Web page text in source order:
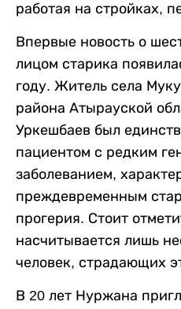
работая на стройках,
Впервые новость о
лицом старика
году. Житель села
района Атырауской
Уркешбаев был
пациентом с редким
заболеванием,
преждевременным
прогерия. Стоит
насчитывается лишь
человек, страдающих
В 20 лет Нуржана